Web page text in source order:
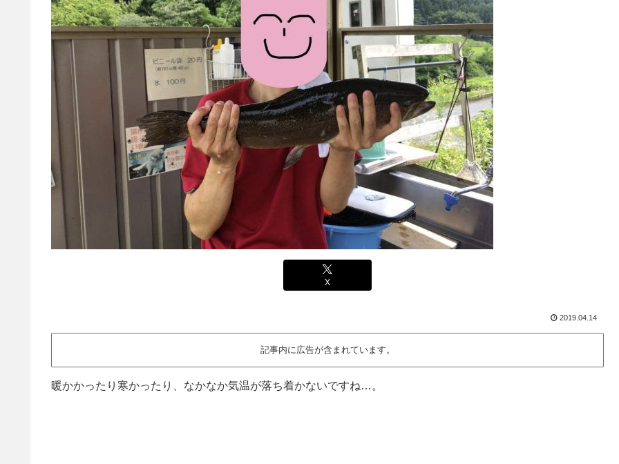
X
2019.04.14
記事内に広告が含まれています。
暖かかったり寒かったり、なかなか気温が落ち着かないですね…。